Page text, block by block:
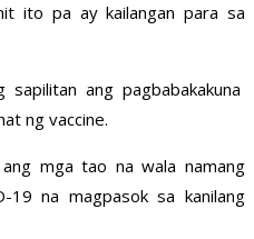
ito pa ay kailangan para sa
ang pagbabakakuna
ng vaccine.
mga tao na wala namang
19 na magpasok sa kanilang